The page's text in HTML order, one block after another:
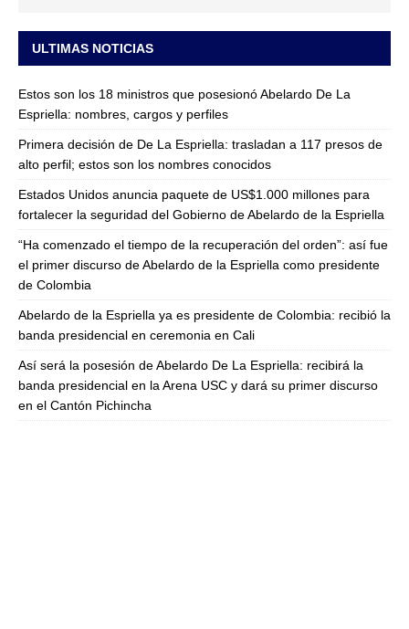
ULTIMAS NOTICIAS
Estos son los 18 ministros que posesionó Abelardo De La
Espriella: nombres, cargos y perfiles
Primera decisión de De La Espriella: trasladan a 117 presos de
alto perfil; estos son los nombres conocidos
Estados Unidos anuncia paquete de US$1.000 millones para
fortalecer la seguridad del Gobierno de Abelardo de la Espriella
“Ha comenzado el tiempo de la recuperación del orden”: así fue
el primer discurso de Abelardo de la Espriella como presidente
de Colombia
Abelardo de la Espriella ya es presidente de Colombia: recibió la
banda presidencial en ceremonia en Cali
Así será la posesión de Abelardo De La Espriella: recibirá la
banda presidencial en la Arena USC y dará su primer discurso
en el Cantón Pichincha